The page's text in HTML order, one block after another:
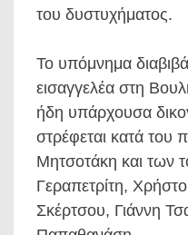
του δυστυχήματος.
Το υπόμνημα
εισαγγελέα στη
ήδη υπάρχουσα
στρέφεται κατά
Μητσοτάκη και των
Γεραπετρίτη,
Σκέρτσου, Γιάννη